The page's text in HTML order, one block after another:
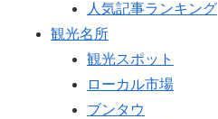
人気記事ランキング
観光名所
観光スポット
ローカル市場
ブンタウ